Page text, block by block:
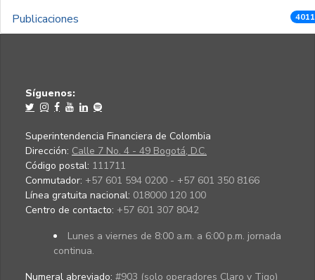
Publicaciones
Síguenos:
Superintendencia Financiera de Colombia
Dirección: Calle 7 No. 4 - 49 Bogotá, D.C.
Código postal: 111711
Conmutador: +57 601 594 0200 - +57 601 350 8166
Línea gratuita nacional: 018000 120 100
Centro de contacto: +57 601 307 8042
Lunes a viernes de 8:00 a.m. a 6:00 p.m. jornada
continua.
Numeral abreviado: #903 (solo operadores Claro y Tigo)